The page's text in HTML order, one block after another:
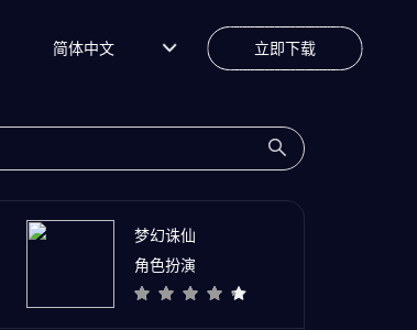
简体中文 立即下载
梦幻诛仙
角色扮演